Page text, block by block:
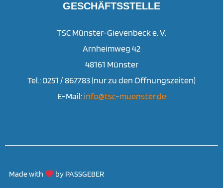
GESCHÄFTSSTELLE
TSC Münster-Gievenbeck e. V.
Arnheimweg 42
48161 Münster
Tel.: 0251 / 867783 (nur zu den Öffnungszeiten)
E-Mail:info@tsc-muenster.de
Made with by PASSGEBER